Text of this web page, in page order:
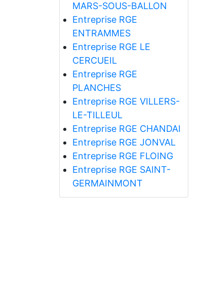
MARS-SOUS-BALLON
Entreprise RGE
ENTRAMMES
Entreprise RGE LE
CERCUEIL
Entreprise RGE
PLANCHES
Entreprise RGE VILLERS-
LE-TILLEUL
Entreprise RGE CHANDAI
Entreprise RGE JONVAL
Entreprise RGE FLOING
Entreprise RGE SAINT-
GERMAINMONT